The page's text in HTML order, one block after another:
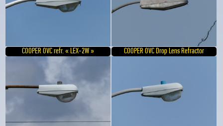
COOPER OVC refr. « LEX-2W » COOPER OVC Drop Lens Refractor